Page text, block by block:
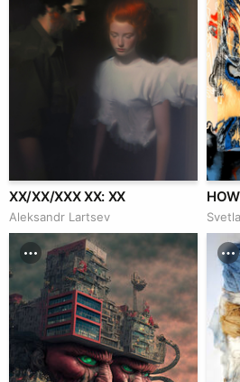
XX/XX/XXX XX: XX
Аleksandr Lartsev